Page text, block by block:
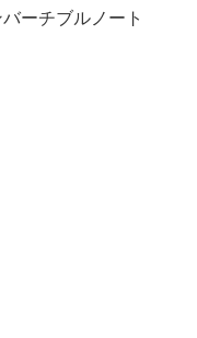
ーチブルノート